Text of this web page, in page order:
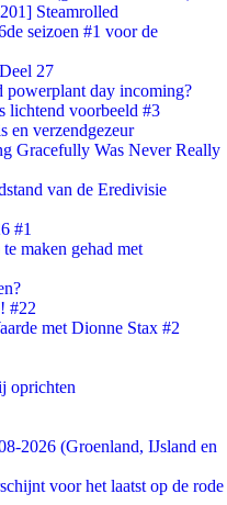
Steamrolled
seizoen #1 voor de
27
day incoming?
lichtend voorbeeld #3
en verzendgezeur
Gracefully Was Never Really
van de Eredivisie
#1
maken gehad met
#22
met Dionne Stax #2
oprichten
2026 (Groenland, IJsland en
voor het laatst op de rode